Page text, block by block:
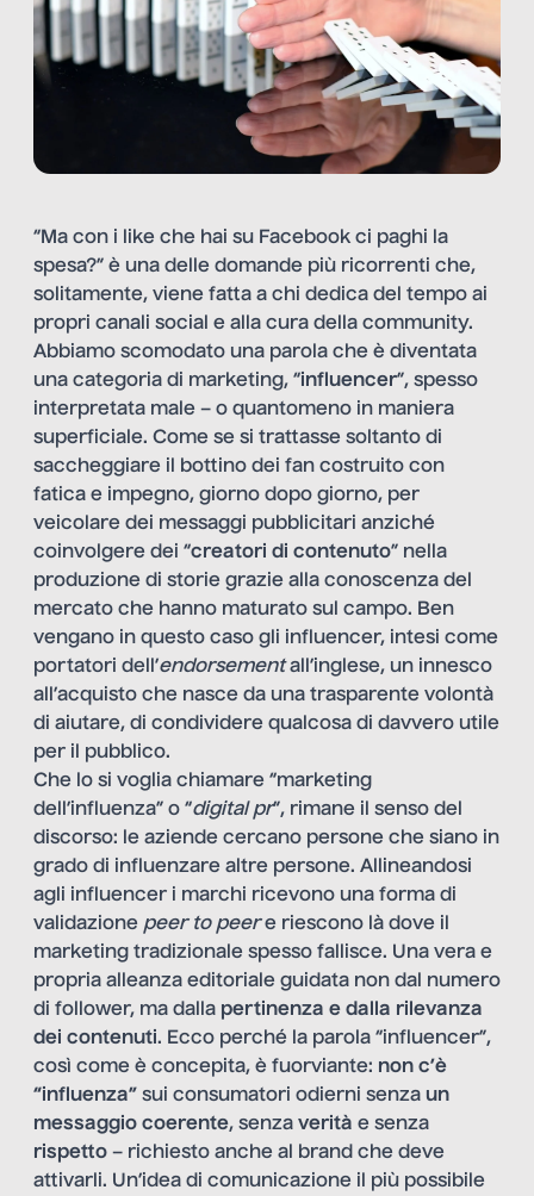
“Ma con i like che hai su Facebook ci paghi la
spesa?” è una delle domande più ricorrenti che,
solitamente, viene fatta a chi dedica del tempo ai
propri canali social e alla cura della community.
Abbiamo scomodato una parola che è diventata
una categoria di marketing, “influencer”, spesso
interpretata male – o quantomeno in maniera
superficiale. Come se si trattasse soltanto di
saccheggiare il bottino dei fan costruito con
fatica e impegno, giorno dopo giorno, per
veicolare dei messaggi pubblicitari anziché
coinvolgere dei “creatori di contenuto” nella
produzione di storie grazie alla conoscenza del
mercato che hanno maturato sul campo. Ben
vengano in questo caso gli influencer, intesi come
portatori dell’endorsementall’inglese, un innesco
all’acquisto che nasce da una trasparente volontà
di aiutare, di condividere qualcosa di davvero utile
per il pubblico.
Che lo si voglia chiamare “marketing
dell’influenza” o “digital pr”, rimane il senso del
discorso: le aziende cercano persone che siano in
grado di influenzare altre persone. Allineandosi
agli influencer i marchi ricevono una forma di
validazione peer to peere riescono là dove il
marketing tradizionale spesso fallisce. Una vera e
propria alleanza editoriale guidata non dal numero
di follower, ma dalla pertinenza e dalla rilevanza
dei contenuti. Ecco perché la parola “influencer”,
così come è concepita, è fuorviante: non c’è
“influenza” sui consumatori odierni senza un
messaggio coerente, senza verità e senza
rispetto – richiesto anche al brand che deve
attivarli. Un’idea di comunicazione il più possibile